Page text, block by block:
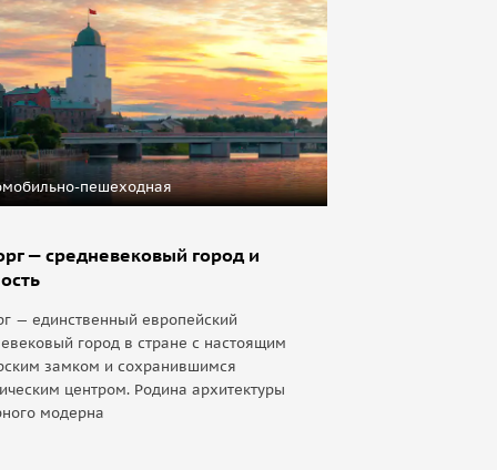
пешеходная
— средневековый город и
— единственный европейский
город в стране с настоящим
замком и сохранившимся
центром. Родина архитектуры
модерна